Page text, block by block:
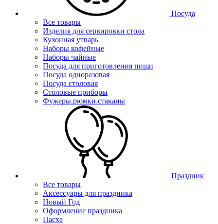
Посуда
Все товары
Изделия для сервировки стола
Кухонная утварь
Наборы кофейные
Наборы чайные
Посуда для приготовления пищи
Посуда одноразовая
Посуда столовая
Столовые приборы
Фужеры.рюмки.стаканы
Праздник
Все товары
Аксессуары для праздника
Новый Год
Оформление праздника
Пасха